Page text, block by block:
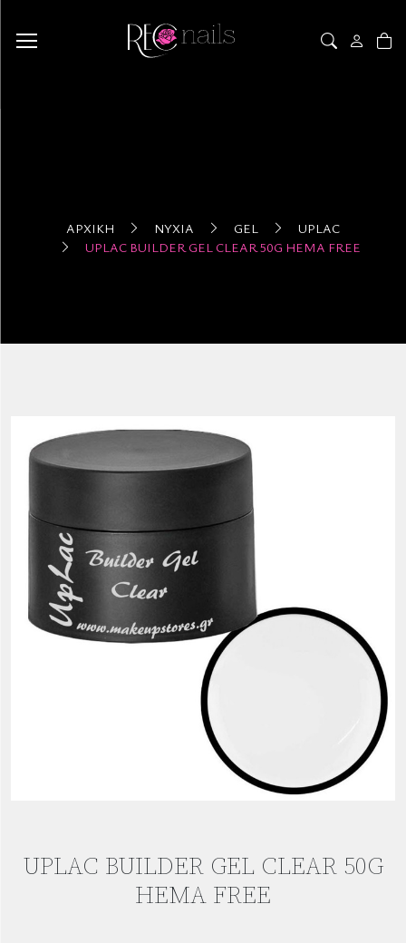
ΑΡΧΙΚΉ ΝΎΧΙΑ GEL
UPLAC
UPLAC BUILDER GEL CLEAR 50G HEMA FREE
UPLAC BUILDER GEL CLEAR 50G
HEMA FREE